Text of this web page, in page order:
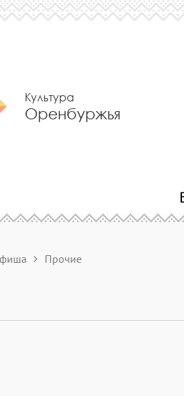
Культура
Оренбуржья
Прочие